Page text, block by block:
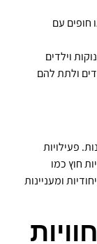
חופים עם
וילדים
ולתת להם
פעילויות
חוץ כמו
ומעניינות